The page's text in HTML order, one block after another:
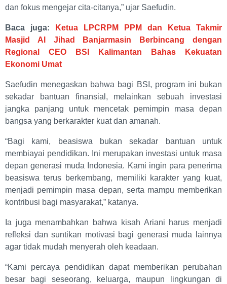
dan fokus mengejar cita-citanya,” ujar Saefudin.
Baca juga:
Ketua LPCRPM PPM dan Ketua Takmir
Masjid Al Jihad Banjarmasin Berbincang dengan
Regional CEO BSI Kalimantan Bahas Kekuatan
Ekonomi Umat
Saefudin menegaskan bahwa bagi BSI, program ini bukan
sekadar bantuan finansial, melainkan sebuah investasi
jangka panjang untuk mencetak pemimpin masa depan
bangsa yang berkarakter kuat dan amanah.
“Bagi kami, beasiswa bukan sekadar bantuan untuk
membiayai pendidikan. Ini merupakan investasi untuk masa
depan generasi muda Indonesia. Kami ingin para penerima
beasiswa terus berkembang, memiliki karakter yang kuat,
menjadi pemimpin masa depan, serta mampu memberikan
kontribusi bagi masyarakat,” katanya.
Ia juga menambahkan bahwa kisah Ariani harus menjadi
refleksi dan suntikan motivasi bagi generasi muda lainnya
agar tidak mudah menyerah oleh keadaan.
“Kami percaya pendidikan dapat memberikan perubahan
besar bagi seseorang, keluarga, maupun lingkungan di